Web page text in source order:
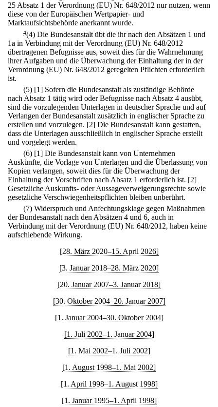
25 Absatz 1 der Verordnung (EU) Nr. 648/2012 nur nutzen, wenn
diese von der Europäischen Wertpapier- und
Marktaufsichtsbehörde anerkannt wurde.
4(4) Die Bundesanstalt übt die ihr nach den Absätzen 1 und
1a in Verbindung mit der Verordnung (EU) Nr. 648/2012
übertragenen Befugnisse aus, soweit dies für die Wahrnehmung
ihrer Aufgaben und die Überwachung der Einhaltung der in der
Verordnung (EU) Nr. 648/2012 geregelten Pflichten erforderlich
ist.
(5) [1] Sofern die Bundesanstalt als zuständige Behörde
nach Absatz 1 tätig wird oder Befugnisse nach Absatz 4 ausübt,
sind die vorzulegenden Unterlagen in deutscher Sprache und auf
Verlangen der Bundesanstalt zusätzlich in englischer Sprache zu
erstellen und vorzulegen. [2] Die Bundesanstalt kann gestatten,
dass die Unterlagen ausschließlich in englischer Sprache erstellt
und vorgelegt werden.
(6) [1] Die Bundesanstalt kann von Unternehmen
Auskünfte, die Vorlage von Unterlagen und die Überlassung von
Kopien verlangen, soweit dies für die Überwachung der
Einhaltung der Vorschriften nach Absatz 1 erforderlich ist. [2]
Gesetzliche Auskunfts- oder Aussageverweigerungsrechte sowie
gesetzliche Verschwiegenheitspflichten bleiben unberührt.
(7) Widerspruch und Anfechtungsklage gegen Maßnahmen
der Bundesanstalt nach den Absätzen 4 und 6, auch in
Verbindung mit der Verordnung (EU) Nr. 648/2012, haben keine
aufschiebende Wirkung.
[28. März 2020–15. April 2026]
[3. Januar 2018–28. März 2020]
[20. Januar 2007–3. Januar 2018]
[30. Oktober 2004–20. Januar 2007]
[1. Januar 2004–30. Oktober 2004]
[1. Juli 2002–1. Januar 2004]
[1. Mai 2002–1. Juli 2002]
[1. August 1998–1. Mai 2002]
[1. April 1998–1. August 1998]
[1. Januar 1995–1. April 1998]